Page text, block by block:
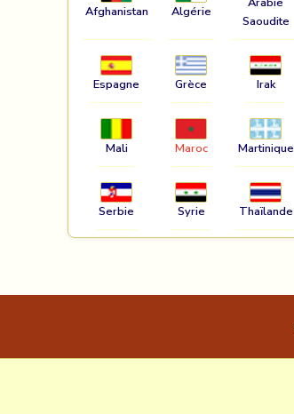
Afghanistan Algérie
Saoudite
Espagne Grèce Irak
Mali Maroc Martinique
Serbie Syrie Thaïlande